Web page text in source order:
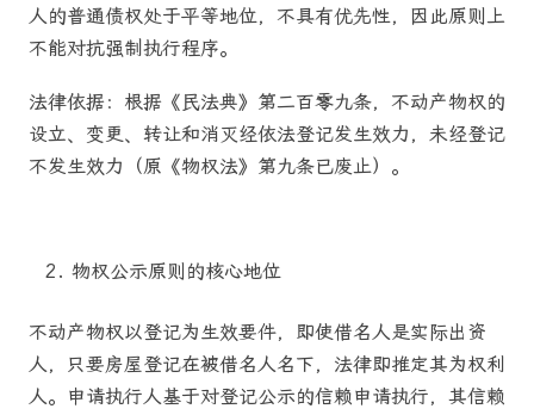
人的普通债权处于平等地位，不具有优先性，因此原则上
不能对抗强制执行程序。
法律依据：根据《民法典》第二百零九条，不动产物权的
设立、变更、转让和消灭经依法登记发生效力，未经登记
不发生效力（原《物权法》第九条已废止）。
物权公示原则的核心地位
不动产物权以登记为生效要件，即使借名人是实际出资
人，只要房屋登记在被借名人名下，法律即推定其为权利
人。申请执行人基于对登记公示的信赖申请执行，其信赖